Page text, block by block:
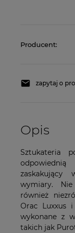
Producent:
zapytaj o
Opis
Sztukateria
wymiary.
również
Orac Luxxus
wykonane z
takich jak